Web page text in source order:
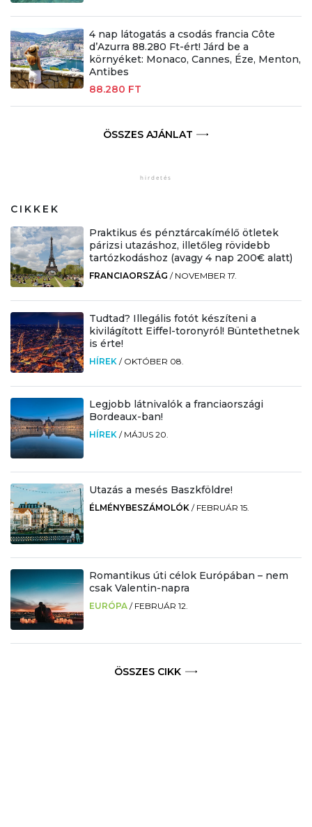
4 nap látogatás a csodás francia Côte
d’Azurra 88.280 Ft-ért! Járd be a
környéket: Monaco, Cannes, Éze, Menton,
Antibes
88.280 FT
ÖSSZES AJÁNLAT
CIKKEK
Praktikus és pénztárcakímélő ötletek
párizsi utazáshoz, illetőleg rövidebb
tartózkodáshoz (avagy 4 nap 200€ alatt)
FRANCIAORSZÁG / NOVEMBER 17.
Tudtad? Illegális fotót készíteni a
kivilágított Eiffel-toronyról! Büntethetnek
is érte!
HÍREK / OKTÓBER 08.
Legjobb látnivalók a franciaországi
Bordeaux-ban!
HÍREK / MÁJUS 20.
Utazás a mesés Baszkföldre!
ÉLMÉNYBESZÁMOLÓK / FEBRUÁR 15.
Romantikus úti célok Európában – nem
csak Valentin-napra
EURÓPA / FEBRUÁR 12.
ÖSSZES CIKK